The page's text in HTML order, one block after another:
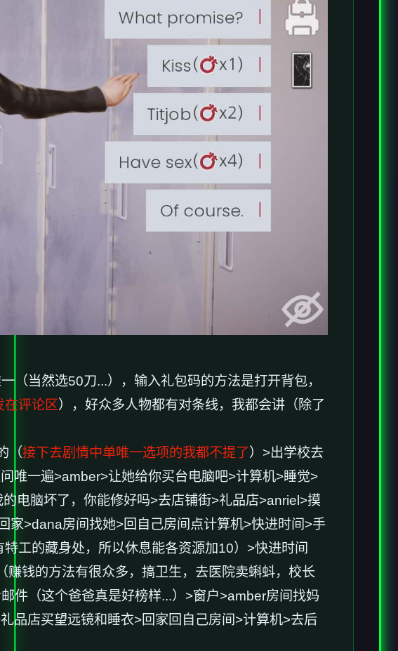
（当然选50刀...），输入礼包码的方法是打开背包，
在评论区），好众多人物都有对条线，我都会讲（除了
（接下去剧情中单唯一选项的我都不提了）>出学校去
唯一遍>amber>让她给你买台电脑吧>计算机>睡觉>
电脑坏了，你能修好吗>去店铺街>礼品店>anriel>摸
家>dana房间找她>回自己房间点计算机>快进时间>手
工的藏身处，所以休息能各资源加10）>快进时间
钱的方法有很众多，搞卫生，去医院卖蝌蚪，校长
件（这个爸爸真是好榜样...）>窗户>amber房间找妈
品店买望远镜和睡衣>回家回自己房间>计算机>去后